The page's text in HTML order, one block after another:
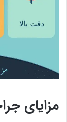
مزایای